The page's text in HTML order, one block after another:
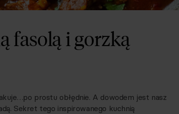
fasolą i gorzką
prostu obłędnie. A dowodem jest nasz
Sekret tego inspirowanego kuchnią